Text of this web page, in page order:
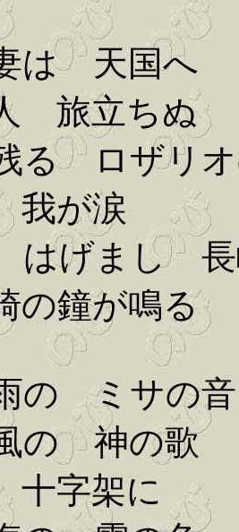
は 天国へ
旅立ちぬ
る ロザリ
我が涙
はげまし 長
鐘が鳴る
の ミサの音
の 神の歌
字架に